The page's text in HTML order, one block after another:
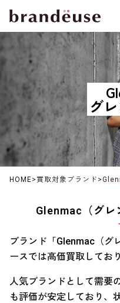
グ
HOME> 買取対象ブランド >
Glenmac（グレ
ブランド「Glenmac（グ
ースでは高価買取してお
人気ブランドとして需要
も評価が安定しており、